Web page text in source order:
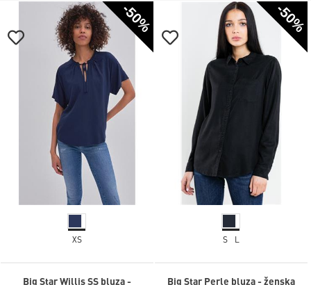
-50%
XS
Big Star Willis SS bluza -
-50%
S L
Big Star Perle bluza - ženska